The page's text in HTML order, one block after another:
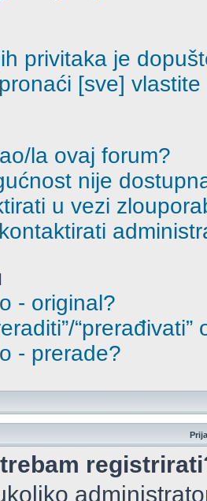
privitaka je
[sve] vlastite
la ovaj forum?
nije
u vezi
- original?
- prerade?